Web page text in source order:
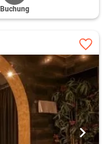
Buchung